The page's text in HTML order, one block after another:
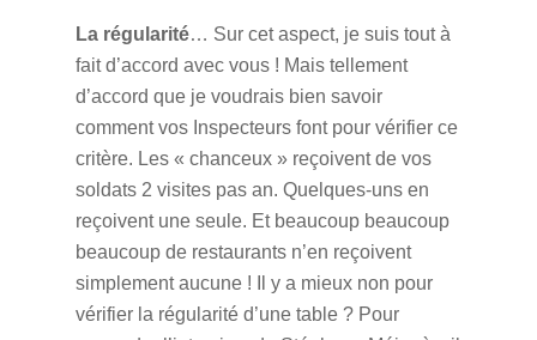
La régularité… Sur cet aspect, je suis tout à
fait d’accord avec vous ! Mais tellement
d’accord que je voudrais bien savoir
comment vos Inspecteurs font pour vérifier ce
critère. Les « chanceux » reçoivent de vos
soldats 2 visites pas an. Quelques-uns en
reçoivent une seule. Et beaucoup beaucoup
beaucoup de restaurants n’en reçoivent
simplement aucune ! Il y a mieux non pour
vérifier la régularité d’une table ? Pour